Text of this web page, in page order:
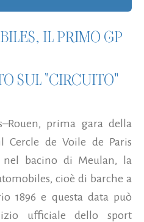
IL PRIMO GP
SUL "CIRCUITO"
prima gara della
Cercle de Voile de Paris
nel bacino di Meulan, la
cioè di barche a
1896 e questa data può
ufficiale dello sport